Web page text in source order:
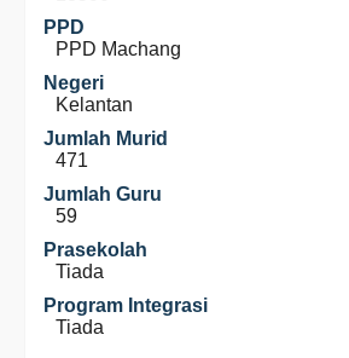
PPD
PPD Machang
Negeri
Kelantan
Jumlah Murid
471
Jumlah Guru
59
Prasekolah
Tiada
Program Integrasi
Tiada